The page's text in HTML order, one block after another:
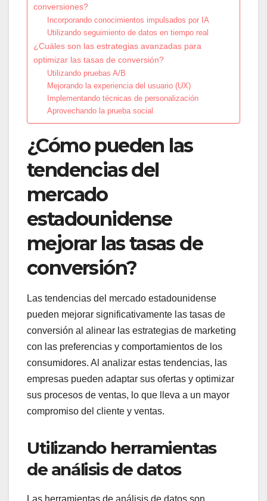
conversiones?
Incorporando conocimientos impulsados por IA
Utilizando seguimiento de datos en tiempo real
¿Cuáles son las estrategias avanzadas para
optimizar las tasas de conversión?
Utilizando pruebas A/B
Mejorando la experiencia del usuario (UX)
Implementando técnicas de personalización
Aprovechando la prueba social
¿Cómo pueden las
tendencias del
mercado
estadounidense
mejorar las tasas de
conversión?
Las tendencias del mercado estadounidense
pueden mejorar significativamente las tasas de
conversión al alinear las estrategias de marketing
con las preferencias y comportamientos de los
consumidores. Al analizar estas tendencias, las
empresas pueden adaptar sus ofertas y optimizar
sus procesos de ventas, lo que lleva a un mayor
compromiso del cliente y ventas.
Utilizando herramientas
de análisis de datos